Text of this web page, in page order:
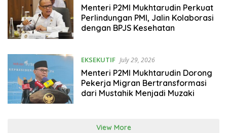
Menteri P2MI Mukhtarudin Perkuat
Perlindungan PMI, Jalin Kolaborasi
dengan BPJS Kesehatan
EKSEKUTIF July 29, 2026
Menteri P2MI Mukhtarudin Dorong
Pekerja Migran Bertransformasi
dari Mustahik Menjadi Muzaki
View More